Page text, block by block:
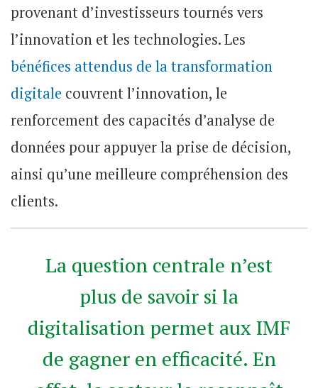
provenant d’investisseurs tournés vers
l’innovation et les technologies. Les
bénéfices attendus de la transformation
digitale couvrent l’innovation, le
renforcement des capacités d’analyse de
données pour appuyer la prise de décision,
ainsi qu’une meilleure compréhension des
clients.
La question centrale n’est
plus de savoir si la
digitalisation permet aux IMF
de gagner en efficacité. En